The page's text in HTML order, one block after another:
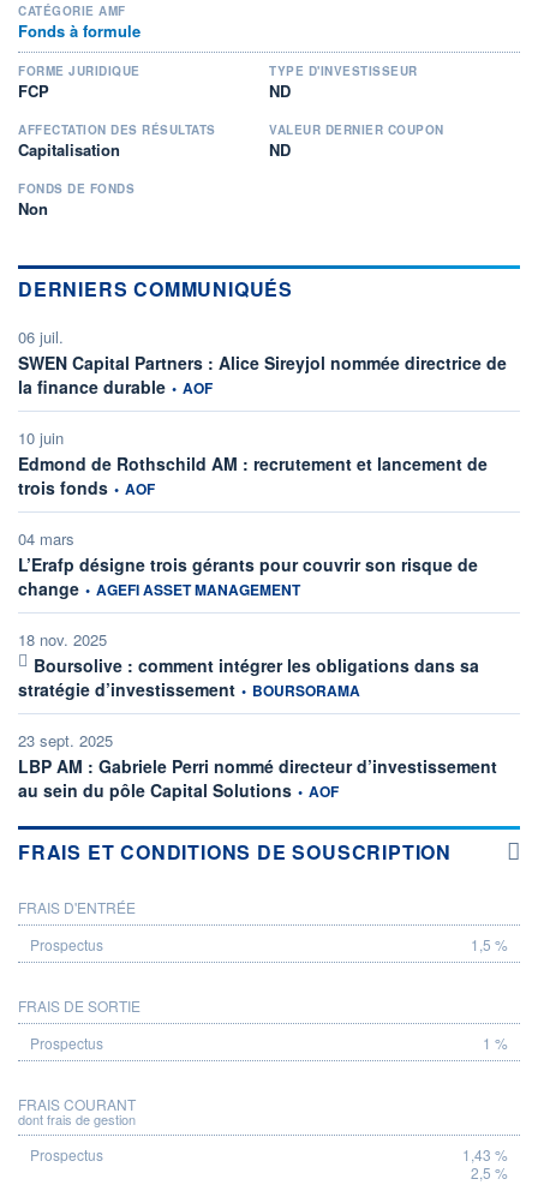
CATÉGORIE AMF
Fonds à formule
FORME JURIDIQUE
FCP
TYPE D'INVESTISSEUR
ND
AFFECTATION DES RÉSULTATS
Capitalisation
VALEUR DERNIER COUPON
ND
FONDS DE FONDS
Non
DERNIERS COMMUNIQUÉS
06 juil.
SWEN Capital Partners : Alice Sireyjol nommée directrice de
la finance durable information fournie par
• AOF
10 juin
Edmond de Rothschild AM : recrutement et lancement de
trois fonds information fournie par
• AOF
04 mars
L’Erafp désigne trois gérants pour couvrir son risque de
change information fournie par
• AGEFI ASSET MANAGEMENT
18 nov. 2025
Boursolive : comment intégrer les obligations dans sa
stratégie d’investissementinformation fournie par
• BOURSORAMA
23 sept. 2025
LBP AM : Gabriele Perri nommé directeur d’investissement
au sein du pôle Capital Solutions information fournie par
• AOF
FRAIS ET CONDITIONS DE SOUSCRIPTION
PROSPECTUS
FRAIS D'ENTRÉE
1,5 %
FRAIS DE SORTIE
1 %
FRAIS COURANT
dont frais de gestion
1,43 %
2,5 %